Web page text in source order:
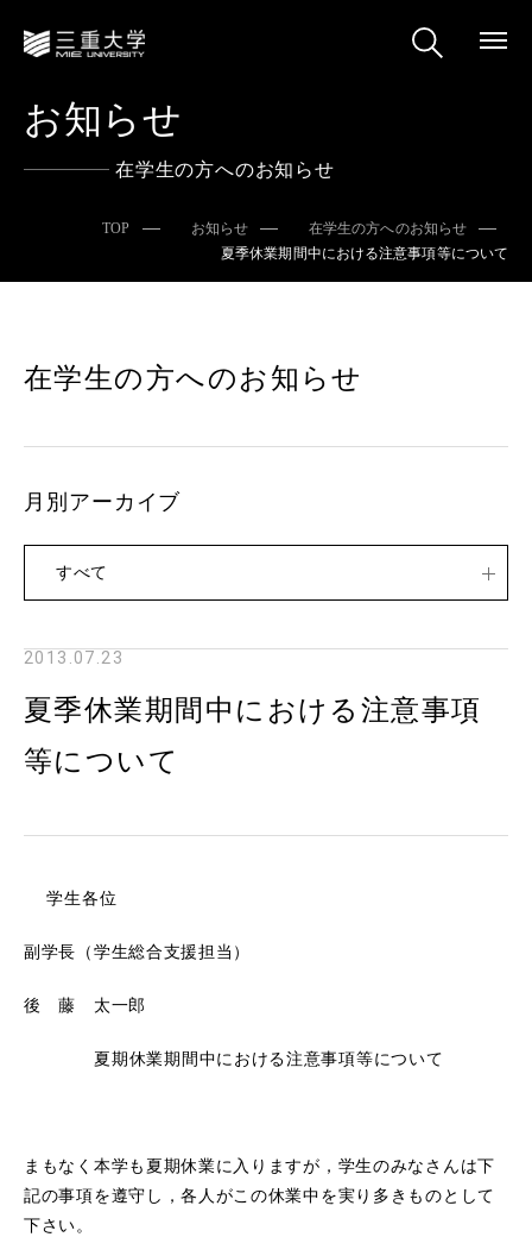
お知らせ
在学生の方へのお知らせ
TOP お知らせ
在学生の方へのお知らせ
夏季休業期間中における注意事項等について
2013.07.23
夏季休業期間中における注意事項
等について
学生各位
副学長（学生総合支援担当）
後 藤 太一郎
夏期休業期間中における注意事項等について
まもなく本学も夏期休業に入りますが，学生のみなさんは下
記の事項を遵守し，各人がこの休業中を実り多きものとして
下さい。
在学生の方へのお知らせ
月別アーカイブ
すべて